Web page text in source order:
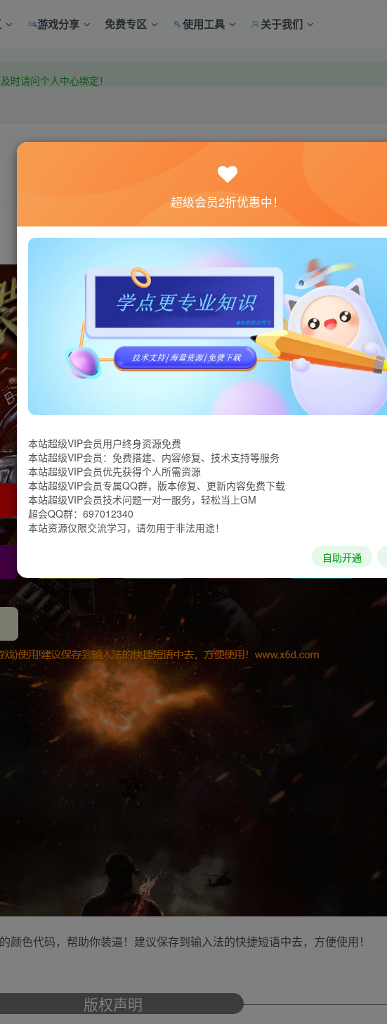
游戏分享 免费专区 使用工具 关于我们
时请问个人中心绑定！
时请问个人中心绑定！
颜色代码，帮助你装逼！建议保存到输入法的快捷短语中去，方便使用！
版权声明
超级会员2折优惠中！
本站超级VIP会员用户终身资源免费
本站超级VIP会员：免费搭建、内容修复、技术支持等服务
本站超级VIP会员优先获得个人所需资源
本站超级VIP会员专属QQ群，版本修复、更新内容免费下载
本站超级VIP会员技术问题一对一服务，轻松当上GM
超会QQ群：697012340
本站资源仅限交流学习，请勿用于非法用途！
自助开通